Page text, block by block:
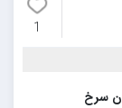
1
سرخ